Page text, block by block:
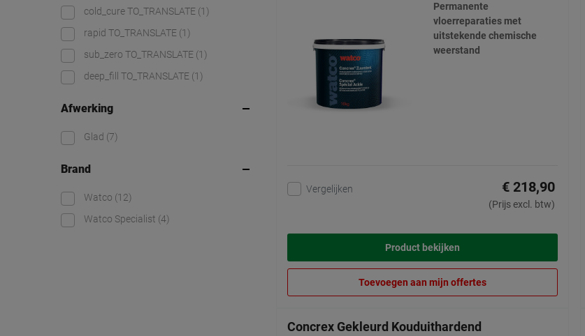
cold_cure TO_TRANSLATE (1)
rapid TO_TRANSLATE (1)
sub_zero TO_TRANSLATE (1)
deep_fill TO_TRANSLATE (1)
Afwerking
Glad (7)
Brand
Watco (12)
Watco Specialist (4)
Permanente
vloerreparaties met
uitstekende chemische
weerstand
Vergelijken € 218,90
(Prijs excl. btw)
Product bekijken
Toevoegen aan mijn offertes
Concrex Gekleurd Kouduithardend